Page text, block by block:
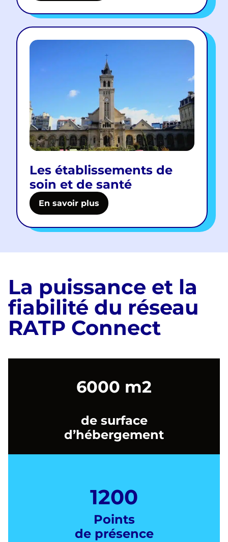
Les établissements de
soin et de santé
En savoir plus
La puissance et la
fiabilité du réseau
RATP Connect
6000 m2
de surface
d’hébergement
1200
Points
de présence